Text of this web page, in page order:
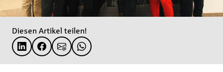
Diesen Artikel teilen!